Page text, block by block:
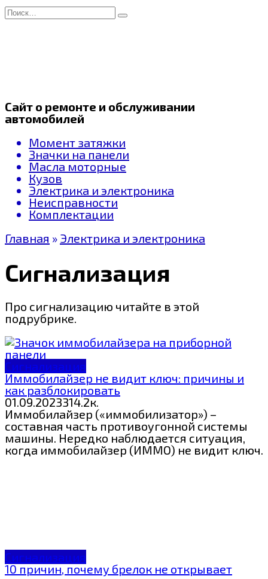
Перейти
к
Search
for:
Сайт о ремонте и обслуживании
автомобилей
Момент затяжки
Значки на панели
Масла моторные
Кузов
Электрика и электроника
Неисправности
Комплектации
Главная » Электрика и электроника
Сигнализация
Про сигнализацию читайте в этой
подрубрике.
Сигнализация
Иммобилайзер не видит ключ: причины и
как разблокировать
01.09.2023314.2к.
Иммобилайзер («иммобилизатор») –
составная часть противоугонной системы
машины. Нередко наблюдается ситуация,
когда иммобилайзер (ИММО) не видит ключ.
Сигнализация
10 причин, почему брелок не открывает